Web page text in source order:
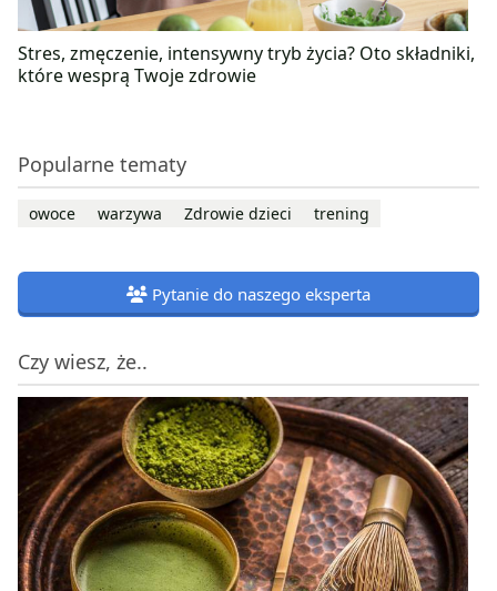
Stres, zmęczenie, intensywny tryb życia? Oto składniki,
które wesprą Twoje zdrowie
Popularne tematy
owoce warzywa Zdrowie dzieci trening
Pytanie do naszego eksperta
Czy wiesz, że..